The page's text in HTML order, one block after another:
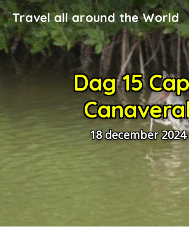
Travel all around the World
Dag 15
18 december 2024